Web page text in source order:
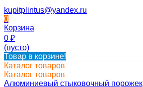
kupitplintus@yandex.ru
0
Корзина
0 ₽
(пусто)
Товар в корзине!
Каталог товаров
Каталог товаров
Алюминиевый стыковочный порожек